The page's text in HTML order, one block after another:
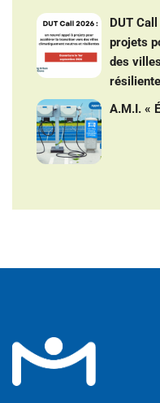
DUT
projets
des
A.M.I. «